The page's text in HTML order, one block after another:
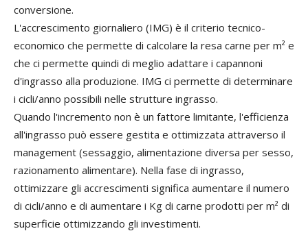
conversione.
L'accrescimento giornaliero (IMG) è il criterio tecnico-
economico che permette di calcolare la resa carne per m² e
che ci permette quindi di meglio adattare i capannoni
d'ingrasso alla produzione. IMG ci permette di determinare
i cicli/anno possibili nelle strutture ingrasso.
Quando l'incremento non è un fattore limitante, l'efficienza
all'ingrasso può essere gestita e ottimizzata attraverso il
management (sessaggio, alimentazione diversa per sesso,
razionamento alimentare). Nella fase di ingrasso,
ottimizzare gli accrescimenti significa aumentare il numero
di cicli/anno e di aumentare i Kg di carne prodotti per m² di
superficie ottimizzando gli investimenti.